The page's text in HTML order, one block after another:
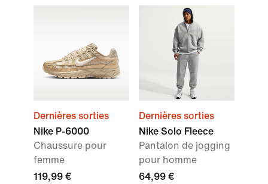
Dernières sorties
Nike P-6000
Chaussure pour
femme
119,99 €
Dernières sorties
Nike Solo Fleece
Pantalon de jogging
pour homme
64,99 €